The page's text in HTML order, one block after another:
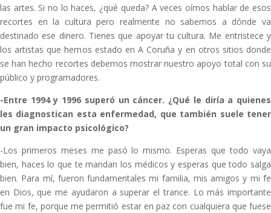
las artes. Si no lo haces, ¿qué queda? A veces oímos hablar de esos
recortes en la cultura pero realmente no sabemos a dónde va
destinado ese dinero. Tienes que apoyar tu cultura. Me entristece y
los artistas que hemos estado en A Coruña y en otros sitios donde
se han hecho recortes debemos mostrar nuestro apoyo total con su
público y programadores.
-Entre 1994 y 1996 superó un cáncer. ¿Qué le diría a quienes
les diagnostican esta enfermedad, que también suele tener
un gran impacto psicológico?
-Los primeros meses me pasó lo mismo. Esperas que todo vaya
bien, haces lo que te mandan los médicos y esperas que todo salga
bien. Para mí, fueron fundamentales mi familia, mis amigos y mi fe
en Dios, que me ayudaron a superar el trance. Lo más importante
fue mi fe, porque me permitió estar en paz con cualquiera que fuese